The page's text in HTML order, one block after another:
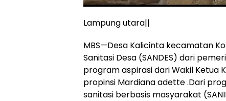
Lampung utara||
MBS—Desa Kalicinta kecamatan
Sanitasi Desa (SANDES) dari
program aspirasi dari Wakil Ketua
propinsi Mardiana adette .Dari
sanitasi berbasis masyarakat